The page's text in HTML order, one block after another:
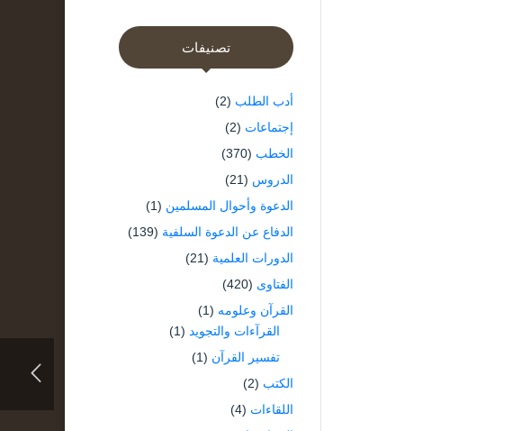
تصنيفات
أدب الطلب (2)
إجتماعات (2)
الخطب (370)
الدروس (21)
الدعوة وأحوال المسلمين (1)
الدفاع عن الدعوة السلفية (139)
الدورات العلمية (21)
الفتاوى (420)
القرآن وعلومه (1)
القرآءات والتجويد (1)
تفسير القرآن (1)
الكتب (2)
اللقاءات (4)